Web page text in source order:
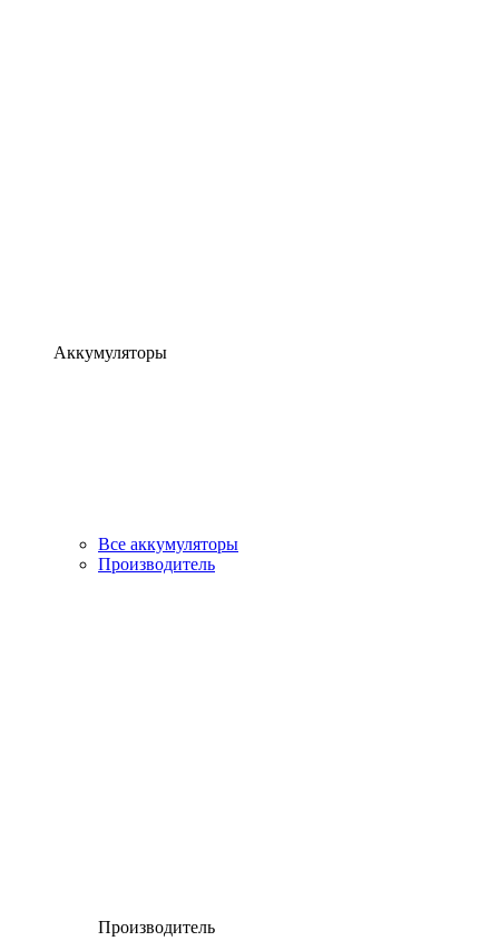
Аккумуляторы
Все аккумуляторы
Производитель
Производитель